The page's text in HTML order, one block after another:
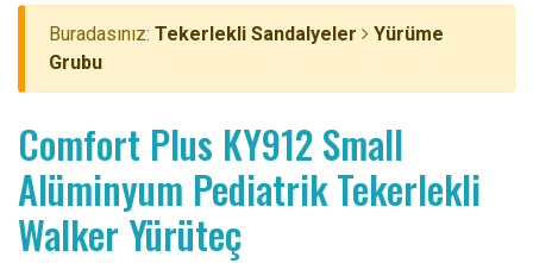
Buradasınız: Tekerlekli Sandalyeler
Yürüme
Grubu
Comfort Plus KY912 Small
Alüminyum Pediatrik Tekerlekli
Walker Yürüteç